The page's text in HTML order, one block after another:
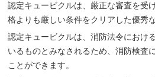
認定キュービクルは、厳正な審査を受
格よりも厳しい条件をクリアした優秀
認定キュービクルは、消防法令におけ
いるものとみなされるため、消防検査
ことができます。